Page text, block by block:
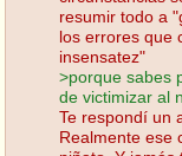
resumir todo a
los errores que
insensatez"
>porque sabes
de victimizar al
Te respondí un
Realmente ese